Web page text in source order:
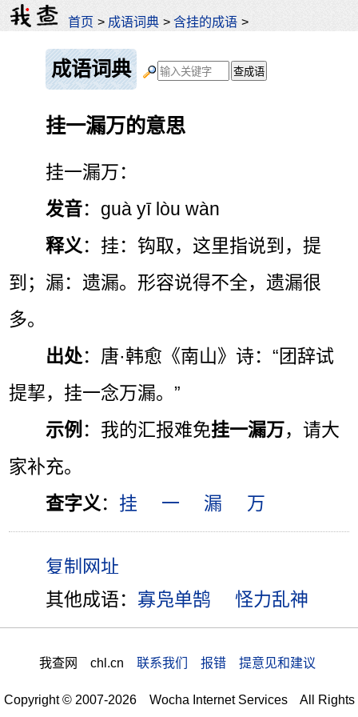
首页 > 成语词典 >含挂的成语 >
成语词典
挂一漏万的意思
挂一漏万：
发音：guà yī lòu wàn
释义 ：挂：钩取，这里指说到，提
到；漏：遗漏。形容说得不全，遗漏很
多。
出处：唐·韩愈《南山》诗：“团辞试
提挈，挂一念万漏。”
示例 ：我的汇报难免挂一漏万，请大
家补充。
查字义 ： 挂 一 漏 万
其他成语： 寡凫单鹄 怪力乱神
我查网 chl.cn 联系我们 报错 提意见和建议
Copyright © 2007-2026 Wocha Internet Services All Rights